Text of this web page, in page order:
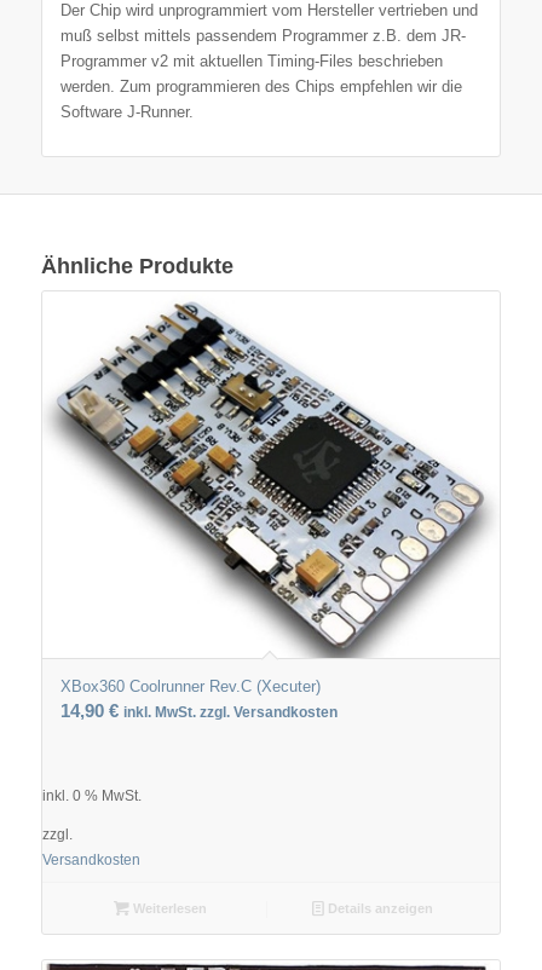
Der Chip wird unprogrammiert vom Hersteller vertrieben und
muß selbst mittels passendem Programmer z.B. dem JR-
Programmer v2 mit aktuellen Timing-Files beschrieben
werden. Zum programmieren des Chips empfehlen wir die
Software J-Runner.
Ähnliche Produkte
XBox360 Coolrunner Rev.C (Xecuter)
14,90 € inkl. MwSt. zzgl. Versandkosten
inkl. 0 % MwSt.
zzgl.
Versandkosten
Weiterlesen Details anzeigen